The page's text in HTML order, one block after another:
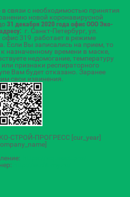
связи с необходимостью принятия
новой коронавирусной
31 декабря 2020 года офис ООО Эко-
г. Санкт-Петербург, ул.
офис 319 работает в режиме
Если Вы записались на прием, то
назначенному времени в маске,
недомогание, температуру
признаки респираторного
Вам будет отказано. Заранее
свои извинения.
СТРОЙ-ПРОГРЕСС [cur_year]